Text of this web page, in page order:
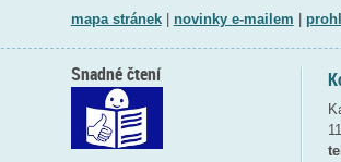
mapa stránek| novinky e-mailem
Snadné čtení